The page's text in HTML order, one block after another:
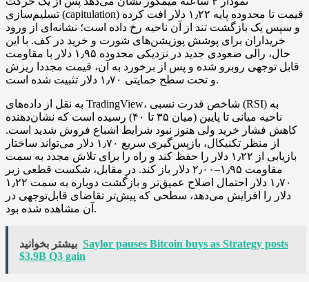
تسلیم‌سازی (capitulation) قیمت تا محدوده پایه ۱٫۲۲ دلار افت کرده
و سپس یک بازگشت تند از آن ناحیه رخ داده است؛ نشانه‌ای از ورود
خریداران برای پوشش پوزیشن‌های شورت و خرید در کف. با این
حال، رالی صعودی جدید در نزدیکی محدوده ۱٫۹۵ دلار با مقاومت
قابل توجهی روبرو شده و پس از برخورد به آن، قیمت مجددا ریزش
و تحت سطح حمایتی ۱٫۷۰ دلار تثبیت شده است.
به نقل از داده‌های TradingView، شاخص قدرت نسبی (RSI) به
ناحیه میانی تا پایین (میان ۳۵ تا ۴۰) رسیده است که نشان‌دهنده
کاهش فشار خرید ولی هنوز نبود شرایط اشباع فروش شدید است.
از منظر تکنیکال، بازپس‌گیری سریع ۱٫۷۰ دلار می‌تواند ساختار
بازیابی از ۱٫۲۲ دلار را حفظ کند و راه را برای تلاش مجدد به سمت
مقاومت ۱٫۹۵–۲٫۰۰ دلار باز کند. در مقابل، شکست قطعی زیر
۱٫۷۰ دلار احتمال اصلاح عمیق‌تر و بازگشت دوباره به سمت ۱٫۲۲
دلار را افزایش می‌دهد، سطحی که پیش‌تر تقاضای قابل‌توجهی در
آن مشاهده شده بود.
بیشتر بخوانید Saylor pauses Bitcoin buys as Strategy posts
$3.9B Q3 gain